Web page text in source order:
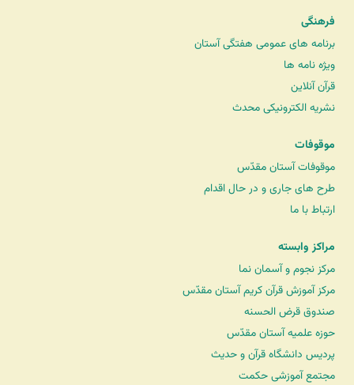
فرهنگی
برنامه های عمومی هفتگی آستان
ویژه نامه ها
قرآن آنلاین
نشریه الکترونیکی محدث
موقوفات
موقوفات آستان مقدّس
طرح های جاری و در حال اقدام
ارتباط با ما
مراکز وابسته
مرکز نجوم و آسمان نما
مرکز آموزش قرآن کریم آستان مقدّس
صندوق قرض الحسنه
حوزه علمیه آستان مقدّس
پردیس دانشگاه قرآن و حدیث
مجتمع آموزشی حکمت